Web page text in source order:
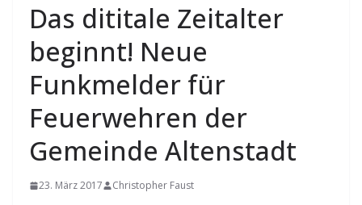
Das dititale Zeitalter
beginnt! Neue
Funkmelder für
Feuerwehren der
Gemeinde Altenstadt
23. März 2017 Christopher Faust